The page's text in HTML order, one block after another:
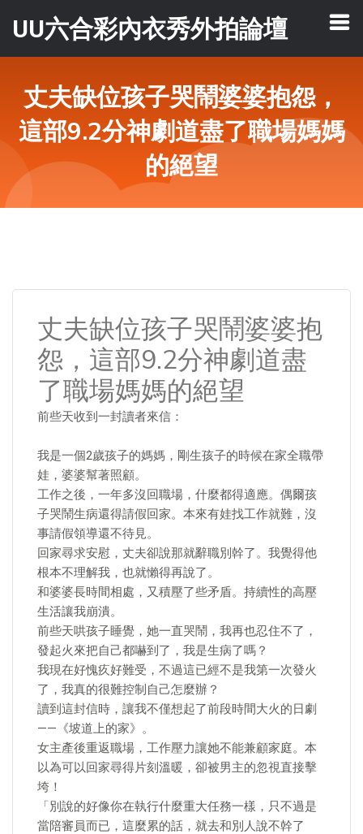
UU六合彩內衣秀外拍論壇
丈夫缺位孩子哭鬧婆婆抱怨，
這部9.2分神劇道盡了職場媽媽
的絕望
丈夫缺位孩子哭鬧婆婆抱
怨，這部9.2分神劇道盡
了職場媽媽的絕望
前些天收到一封讀者來信：
我是一個2歲孩子的媽媽，剛生孩子的時候在家全職帶
娃，婆婆幫著照顧。
工作之後，一年多沒回職場，什麼都得適應。偶爾孩
子哭鬧生病還得請假回家。本來有娃找工作就難，沒
事請假領導還不待見。
回家尋求安慰，丈夫卻說那就辭職別幹了。我覺得他
根本不理解我，也就懶得再說了。
和婆婆長時間相處，又積壓了些矛盾。持續性的高壓
生活讓我崩潰。
前些天哄孩子睡覺，她一直哭鬧，我再也忍住不了，
發起火來把自己都嚇到了，我是生病了嗎？
我現在好愧疚好難受，不過這已經不是我第一次發火
了，我真的很難控制自己怎麼辦？
讀到這封信時，讓我不僅想起了前段時間大火的日劇
——《坡道上的家》。
女主產後重返職場，工作壓力讓她不能兼顧家庭。本
以為可以回家尋得片刻溫暖，卻被男主的忽視直接擊
垮！
「別說的好像你在執行什麼重大任務一樣，只不過是
當陪審員而已，這麼累的話，就去和別人說不幹了